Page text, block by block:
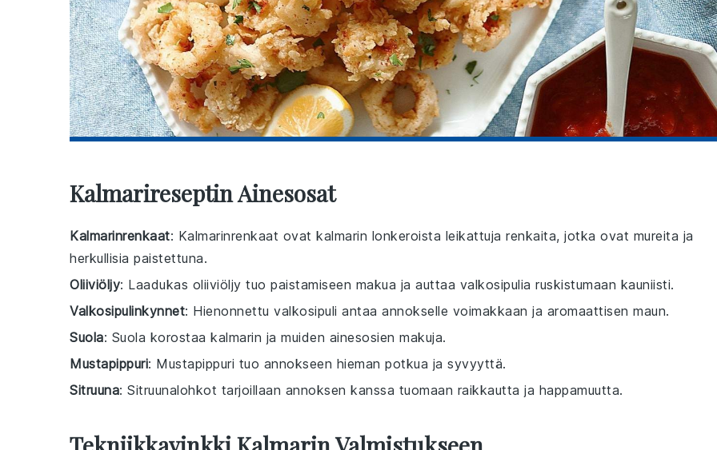
Kalmarireseptin Ainesosat
Kalmarinrenkaat: Kalmarinrenkaat ovat kalmarin lonkeroista leikattuja renkaita, jotka ovat mureita ja
herkullisia paistettuna.
Oliiviöljy: Laadukas oliiviöljy tuo paistamiseen makua ja auttaa valkosipulia ruskistumaan kauniisti.
Valkosipulinkynnet: Hienonnettu valkosipuli antaa annokselle voimakkaan ja aromaattisen maun.
Suola: Suola korostaa kalmarin ja muiden ainesosien makuja.
Mustapippuri: Mustapippuri tuo annokseen hieman potkua ja syvyyttä.
Sitruuna: Sitruunalohkot tarjoillaan annoksen kanssa tuomaan raikkautta ja happamuutta.